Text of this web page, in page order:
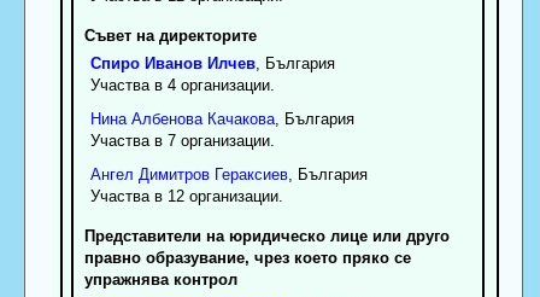
Съвет на директорите
Спиро Иванов Илчев, България
Участва в 4 организации.
Нина Албенова Качакова, България
Участва в 7 организации.
Ангел Димитров Гераксиев, България
Участва в 12 организации.
Представители на юридическо лице или друго
правно образувание, чрез което пряко се
упражнява контрол